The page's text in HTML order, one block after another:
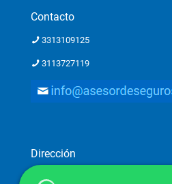
Contacto
3313109125
3113727119
Dirección
Dirección: Ostia 2782-piso 1,